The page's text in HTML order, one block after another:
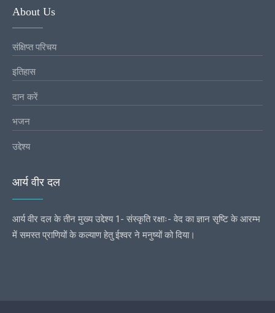
About Us
संक्षिप्त परिचय
इतिहास
दान करें
भजन
उद्देश्य
आर्य वीर दल
आर्य वीर दल के तीन मुख्य उद्देश्य 1- संस्कृति रक्षाः- वेद का ज्ञान सृष्टि के आरम्भ
में समस्त प्राणियों के कल्याण हेतु ईश्वर ने मनुष्यों को दिया।